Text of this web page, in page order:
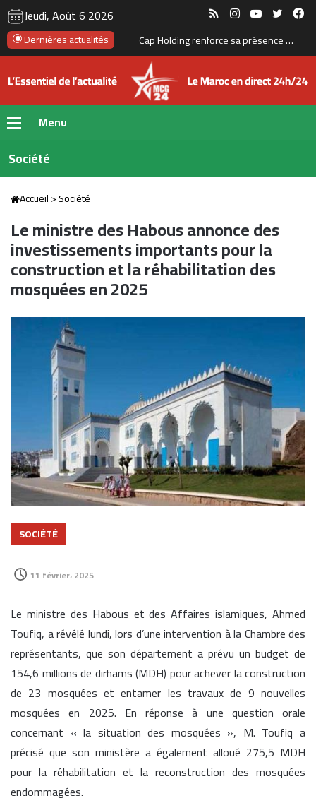
Jeudi, Août 6 2026 RSS InstagramYouTube
Dernières actualités Les ventes de voitures dépassent 152.000 unités au Maroc, portées par les modèles électriques et les marques chinoises
Menu
Société
Accueil>Société
Le ministre des Habous annonce des
investissements importants pour la
construction et la réhabilitation des
mosquées en 2025
SOCIÉTÉ
11 février، 2025
Le ministre des Habous et des Affaires islamiques, Ahmed
Toufiq, a révélé lundi, lors d’une intervention à la Chambre des
représentants, que son département a prévu un budget de
154,6 millions de dirhams (MDH) pour achever la construction
de 23 mosquées et entamer les travaux de 9 nouvelles
mosquées en 2025. En réponse à une question orale
concernant « la situation des mosquées », M. Toufiq a
précisé que son ministère a également alloué 275,5 MDH
pour la réhabilitation et la reconstruction des mosquées
endommagées.